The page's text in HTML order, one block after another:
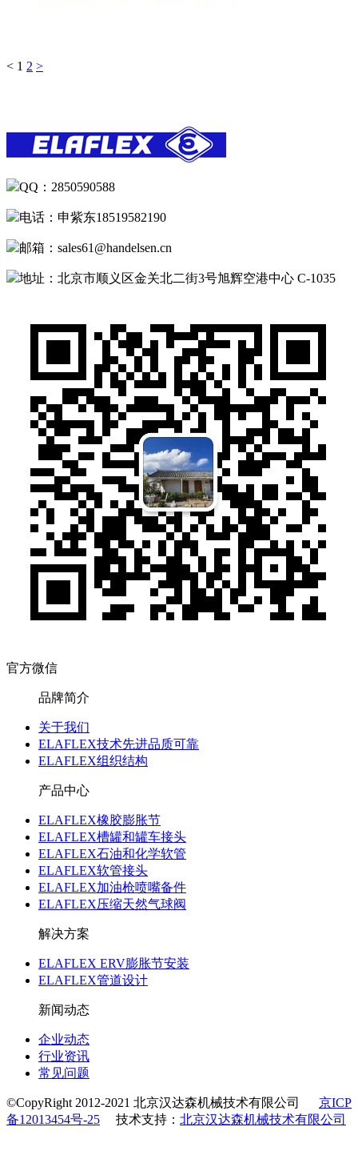
< 1 2 >
QQ：2850590588
电话：申紫东18519582190
邮箱：sales61@handelsen.cn
地址：北京市顺义区金关北二街3号旭辉空港中心 C-1035
官方微信
品牌简介
关于我们
ELAFLEX技术先进品质可靠
ELAFLEX组织结构
产品中心
ELAFLEX橡胶膨胀节
ELAFLEX槽罐和罐车接头
ELAFLEX石油和化学软管
ELAFLEX软管接头
ELAFLEX加油枪喷嘴备件
ELAFLEX压缩天然气球阀
解决方案
ELAFLEX ERV膨胀节安装
ELAFLEX管道设计
新闻动态
企业动态
行业资讯
常见问题
©CopyRight 2012-2021 北京汉达森机械技术有限公司 京ICP
备12013454号-25 技术支持： 北京汉达森机械技术有限公司